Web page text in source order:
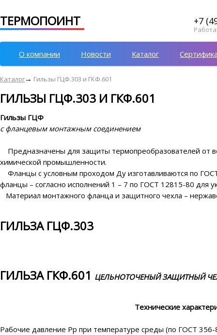
ТЕРМОПОИНТ +7
О компании Новости Каталог
Каталог→ Гильзы ГЦФ.303 и ГКФ.601
ГИЛЬЗЫ ГЦФ.303 И ГКФ.601
Гильзы ГЦФ
с фланцевым монтажным соединением
Предназначены для защиты термопреобразователей от
химической промышленности.
Фланцы с условным проходом Ду изготавливаются по
фланцы – согласно исполнений 1 – 7 по ГОСТ 12815-80 для
Материал монтажного фланца и защитного чехла –
ГИЛЬЗА ГЦФ.303
ГИЛЬЗА ГКФ.601 ЦЕЛЬНОТОЧЕНЫЙ ЗАЩИТНЫЙ
Технические
Рабочие давление Рр при температуре среды (по ГОСТ 356-